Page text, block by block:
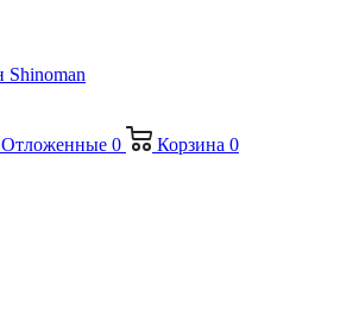
Отложенные 0 Корзина 0